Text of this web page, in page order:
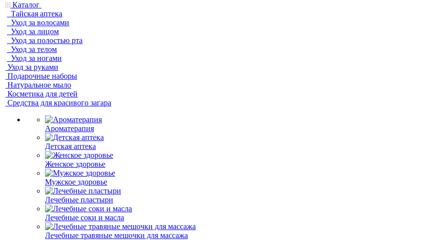
Каталог
Тайская аптека
Уход за волосами
Уход за лицом
Уход за полостью рта
Уход за телом
Уход за ногами
Уход за руками
Подарочные наборы
Натуральное мыло
Косметика для детей
Средства для красивого загара
Ароматерапия
Детская аптека
Женское здоровье
Мужское здоровье
Лечебные пластыри
Лечебные соки и масла
Лечебные травяные мешочки для массажа